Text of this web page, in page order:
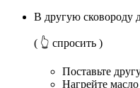
В другую сковороду
( 👆 спросить )
Поставьте
Нагрейте